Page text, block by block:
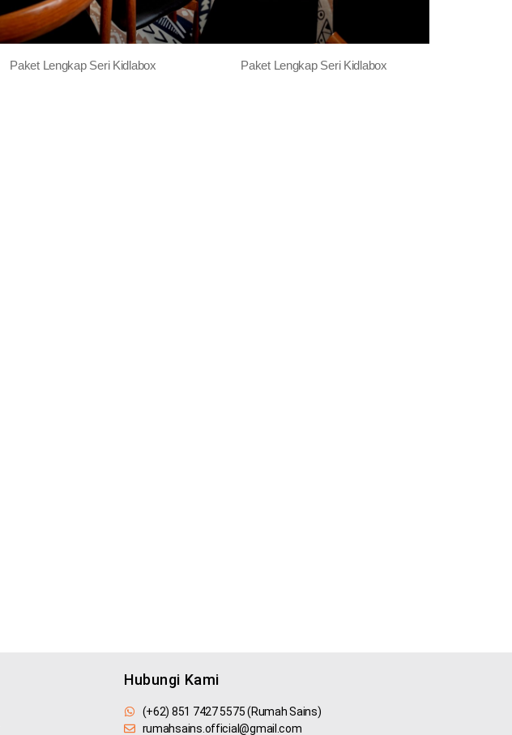
Paket Lengkap Seri Kidlabox Paket Lengkap Seri Kidlabox
Hubungi Kami
(+62) 851 7427 5575 (Rumah Sains)
rumahsains.official@gmail.com